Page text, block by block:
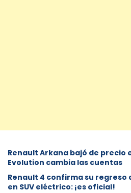
Renault Arkana bajó de precio
Evolution cambia las cuentas
Renault 4 confirma su regreso
en SUV eléctrico: ¡es oficial!